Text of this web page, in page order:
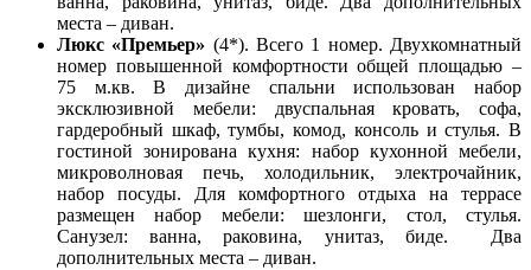
места – диван.
Люкс «Премьер» (4*). Всего 1 номер. Двухкомнатный
номер повышенной комфортности общей площадью –
75 м.кв. В дизайне спальни использован набор
эксклюзивной мебели: двуспальная кровать, софа,
гардеробный шкаф, тумбы, комод, консоль и стулья. В
гостиной зонирована кухня: набор кухонной мебели,
микроволновая печь, холодильник, электрочайник,
набор посуды. Для комфортного отдыха на террасе
размещен набор мебели: шезлонги, стол, стулья.
Санузел: ванна, раковина, унитаз, биде. Два
дополнительных места – диван.